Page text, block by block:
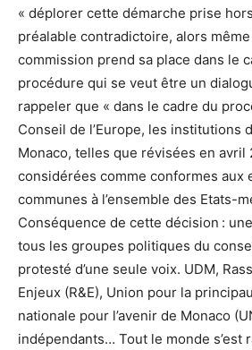
« déplorer cette démarche prise
préalable contradictoire, alors
commission prend sa place dans le
procédure qui se veut être un
rappeler que « dans le cadre du
Conseil de l’Europe, les institutions
Monaco, telles que révisées en avril
considérées comme conformes aux
communes à l’ensemble des Etats-
Conséquence de cette décision :
tous les groupes politiques du
protesté d’une seule voix. UDM,
Enjeux (R&E), Union pour la
nationale pour l’avenir de Monaco
indépendants… Tout le monde s’est